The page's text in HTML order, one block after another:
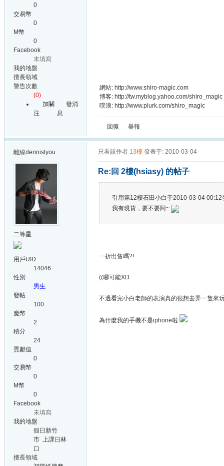
0
交易幣
0
M幣
0
Facebook
未填寫
我的地盤
擅長領域
警告次數
(0)
加關
注
發消
息
網站: http://www.shiro-magic.com
博客: http://tw.myblog.yahoo.com/shiro_magic
噗浪: http://www.plurk.com/shiro_magic
回復 舉報
離線dennislyou
二等星
用戶UID
14046
性別
男生
發帖
100
魔幣
2
積分
24
貢獻值
0
交易幣
0
M幣
0
Facebook
未填寫
我的地盤
假日新竹
市 上課日林
口
擅長領域
只看該作者 13樓 發表于: 2010-03-04
Re:回 2樓(hsiasy) 的帖子
引用第12樓石田小白于2010-03-04
我有現貨，要不要阿~
一折出售嗎?!
((哪可能XD
不過看完小白老師的表演真的很想去弄一隻來
為什麼我的手機不是iphone啦